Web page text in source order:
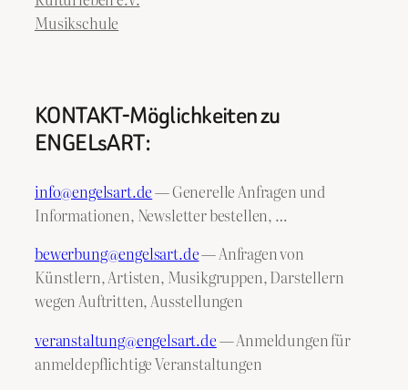
Musikschule
KONTAKT-Möglichkeiten zu
ENGELsART:
info@engelsart.de— Generelle Anfragen und
Informationen, Newsletter bestellen, …
bewerbung@engelsart.de— Anfragen von
Künstlern, Artisten, Musikgruppen, Darstellern
wegen Auftritten, Ausstellungen
veranstaltung@engelsart.de— Anmeldungen für
anmeldepflichtige Veranstaltungen